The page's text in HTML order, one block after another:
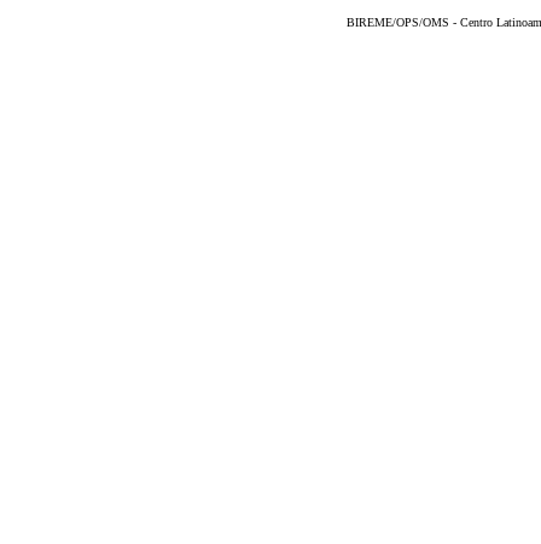
BIREME/OPS/OMS - Centro